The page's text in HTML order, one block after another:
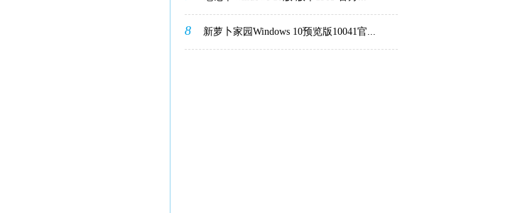
8 新萝卜家园Windows 10预览版10041官...